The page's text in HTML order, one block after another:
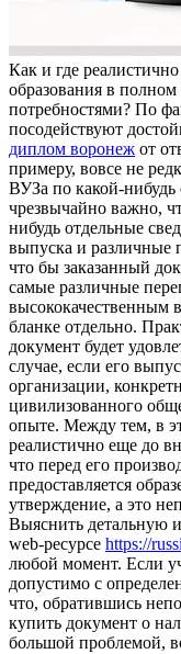
Кaк и гдe
образования в
потребностями? По
посодействуют
диплом воронеж от
примеру, вовсе не
ВУЗа по какой-
чрезвычайно важно,
нибудь отдельные
выпуска и различные
что бы заказанный
самые различные
высококачественным
бланке отдельно.
документ будет
случае, если его
организации,
цивилизованного
опыте. Между тем, в
реалистично еще до
что перед его
предоставляется
утверждение, а это
Выяснить детальную
web-ресурсе https://
любой момент. Если
допустимо с
что, обратившись
купить документ о
большой проблемой,